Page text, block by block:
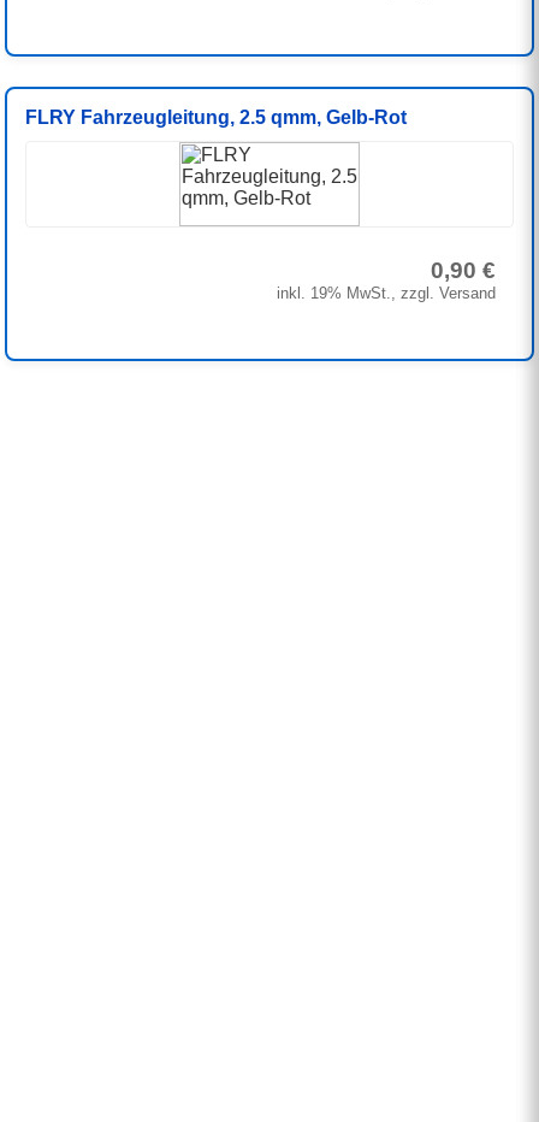
FLRY Fahrzeugleitung, 2.5 qmm, Gelb-Rot
0,90 €
inkl. 19% MwSt., zzgl. Versand